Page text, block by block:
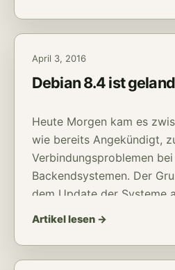
über die üblichen
April 3, 2016
Debian 8.4 ist
Heute Morgen kam es
wie bereits Angekündigt,
Verbindungsproblemen
Backendsystemen. Der
dem Update der Systeme
Nachdem unsere
inzwischen wieder
Artikel lesen →